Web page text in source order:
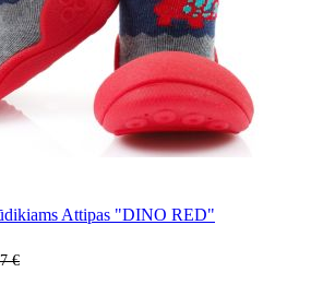
Attipas "DINO RED"
€